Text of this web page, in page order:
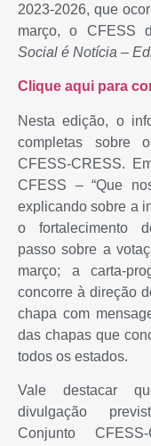
2023-2026, que
março, o CFESS
Social é Notícia –
Clique aqui para
Nesta edição, o
completas sobre
CFESS-CRESS.
CFESS – “Que
explicando sobre a
o fortalecimento
passo sobre a
março; a carta-
concorre à direção
chapa com
das chapas que
todos os estados.
Vale destacar
divulgação
Conjunto